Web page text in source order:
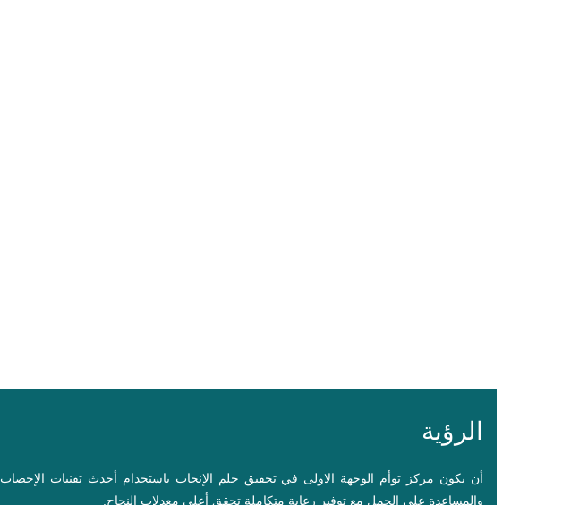
الرؤية
أن يكون مركز توأم الوجهة الاولى في تحقيق حلم الإنجاب باستخدام أحدث تقنيات الإخصاب
والمساعدة على الحمل مع توفير رعاية متكاملة تحقق أعلى معدلات النجاح.